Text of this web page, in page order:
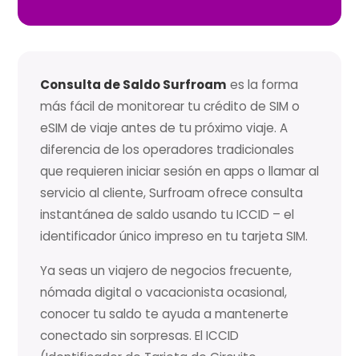
Consulta de Saldo Surfroam es la forma
más fácil de monitorear tu crédito de SIM o
eSIM de viaje antes de tu próximo viaje. A
diferencia de los operadores tradicionales
que requieren iniciar sesión en apps o llamar al
servicio al cliente, Surfroam ofrece consulta
instantánea de saldo usando tu ICCID – el
identificador único impreso en tu tarjeta SIM.
Ya seas un viajero de negocios frecuente,
nómada digital o vacacionista ocasional,
conocer tu saldo te ayuda a mantenerte
conectado sin sorpresas. El ICCID